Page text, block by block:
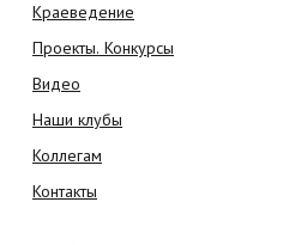
Краеведение
Проекты. Конкурсы
Видео
Наши клубы
Коллегам
Контакты